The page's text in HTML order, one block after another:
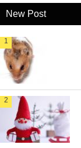
New Post